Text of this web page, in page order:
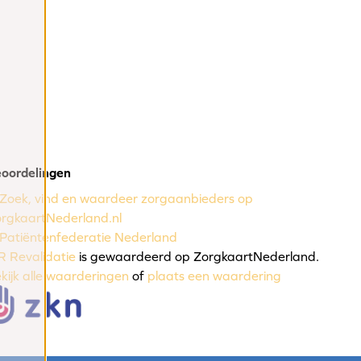
Revalidatieis gewaardeerd op ZorgkaartNederland.
alle waarderingen of plaats een waardering